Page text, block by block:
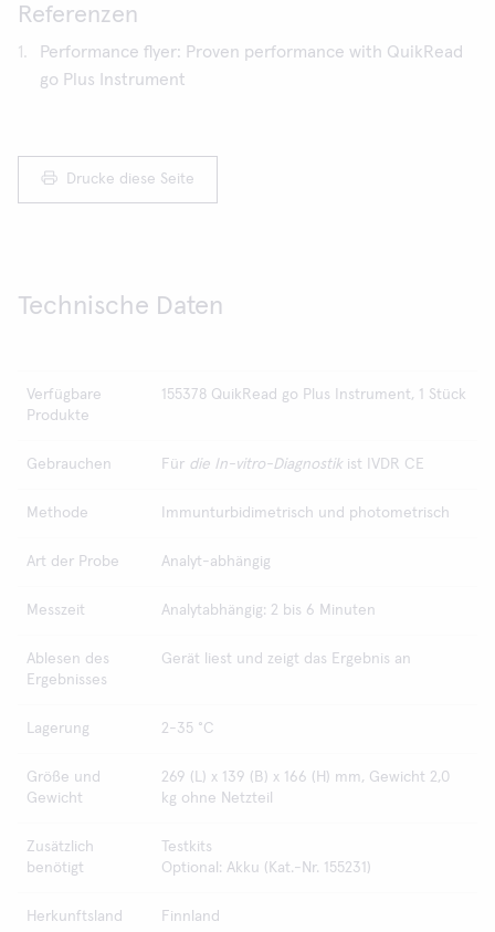
Referenzen
Performance flyer: Proven performance with QuikRead
go Plus Instrument
Drucke diese Seite
Technische Daten
Verfügbare
Produkte
155378 QuikRead go Plus Instrument, 1 Stück
Gebrauchen Für die In-vitro-Diagnostik ist IVDR CE
Methode Immunturbidimetrisch und photometrisch
Art der Probe Analyt-abhängig
Messzeit Analytabhängig: 2 bis 6 Minuten
Ablesen des
Ergebnisses
Gerät liest und zeigt das Ergebnis an
Lagerung 2-35 °C
Größe und
Gewicht
269 (L) x 139 (B) x 166 (H) mm, Gewicht 2,0
kg ohne Netzteil
Zusätzlich
benötigt
Testkits
Optional: Akku (Kat.-Nr. 155231)
Herkunftsland Finnland